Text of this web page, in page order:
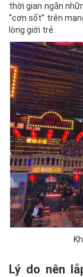
thời gian ngắn
“cơn sốt” trên
lòng giới trẻ.
Lý do nên